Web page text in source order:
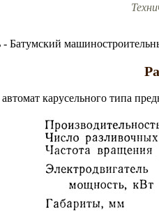
- Батумский
карусельного типа